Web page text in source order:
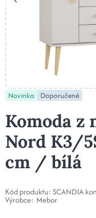
Novinka Doporučené
Komoda z
Nord K3/
cm / bílá
Kód produktu: SCANDIA
Výrobce: Mebor